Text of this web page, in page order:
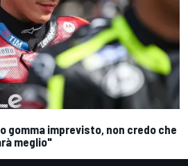
gomma imprevisto, non credo che
meglio"